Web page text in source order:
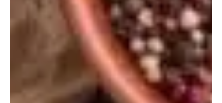
aumentando la síntesis de proteínas musculares durante el
sueño.
Conoce los 20 alimentos proteicos que
debes incluir en tus cenas
Una cena equilibrada y rica en proteínas es una excelente
elección para mantener un peso saludable y promover la
masa muscular. Es importante seleccionar proteínas de